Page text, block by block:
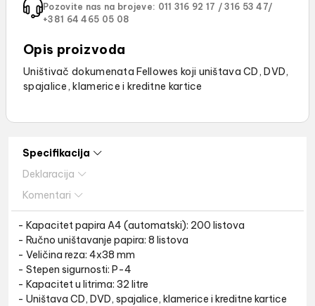
Pozovite nas na brojeve: 011 316 92 17 / 316 53 47/
+381 64 465 05 08
Opis proizvoda
Uništivač dokumenata Fellowes koji uništava CD, DVD,
spajalice, klamerice i kreditne kartice
Specifikacija
Deklaracija
Komentari
- Kapacitet papira A4 (automatski): 200 listova
- Ručno uništavanje papira: 8 listova
- Veličina reza: 4x38 mm
- Stepen sigurnosti: P-4
- Kapacitet u litrima: 32 litre
- Uništava CD, DVD, spajalice, klamerice i kreditne kartice